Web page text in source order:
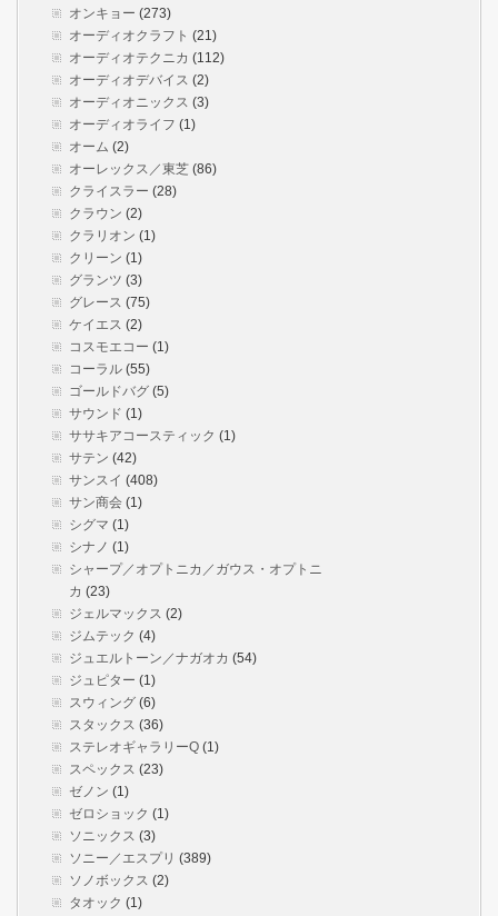
オンキョー (273)
オーディオクラフト (21)
オーディオテクニカ (112)
オーディオデバイス (2)
オーディオニックス (3)
オーディオライフ (1)
オーム (2)
オーレックス／東芝 (86)
クライスラー (28)
クラウン (2)
クラリオン (1)
クリーン (1)
グランツ (3)
グレース (75)
ケイエス (2)
コスモエコー (1)
コーラル (55)
ゴールドバグ (5)
サウンド (1)
ササキアコースティック (1)
サテン (42)
サンスイ (408)
サン商会 (1)
シグマ (1)
シナノ (1)
シャープ／オプトニカ／ガウス・オプトニ
カ (23)
ジェルマックス (2)
ジムテック (4)
ジュエルトーン／ナガオカ (54)
ジュピター (1)
スウィング (6)
スタックス (36)
ステレオギャラリーQ (1)
スペックス (23)
ゼノン (1)
ゼロショック (1)
ソニックス (3)
ソニー／エスプリ (389)
ソノボックス (2)
タオック (1)